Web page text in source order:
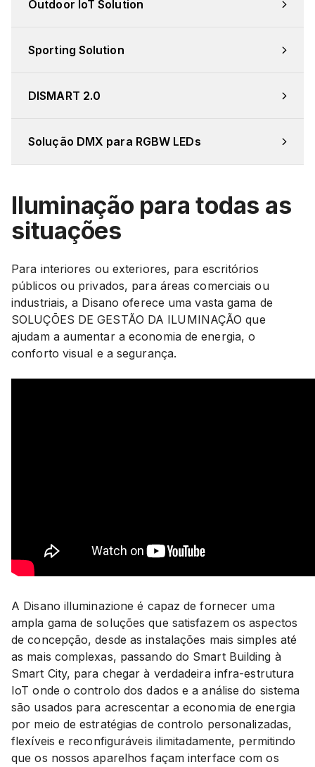
Outdoor IoT Solution
Sporting Solution
DISMART 2.0
Solução DMX para RGBW LEDs
Iluminação para todas as
situações
Para interiores ou exteriores, para escritórios
públicos ou privados, para áreas comerciais ou
industriais, a Disano oferece uma vasta gama de
SOLUÇÕES DE GESTÃO DA ILUMINAÇÃO que
ajudam a aumentar a economia de energia, o
conforto visual e a segurança.
A Disano illuminazione é capaz de fornecer uma
ampla gama de soluções que satisfazem os aspectos
de concepção, desde as instalações mais simples até
as mais complexas, passando do Smart Building à
Smart City, para chegar à verdadeira infra-estrutura
IoT onde o controlo dos dados e a análise do sistema
são usados ​​para acrescentar a economia de energia
por meio de estratégias de controlo ​​personalizadas,
flexíveis e reconfiguráveis ilimitadamente, permitindo
que os nossos aparelhos façam interface com os